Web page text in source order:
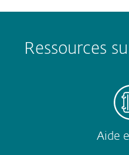
Ressources
Aide